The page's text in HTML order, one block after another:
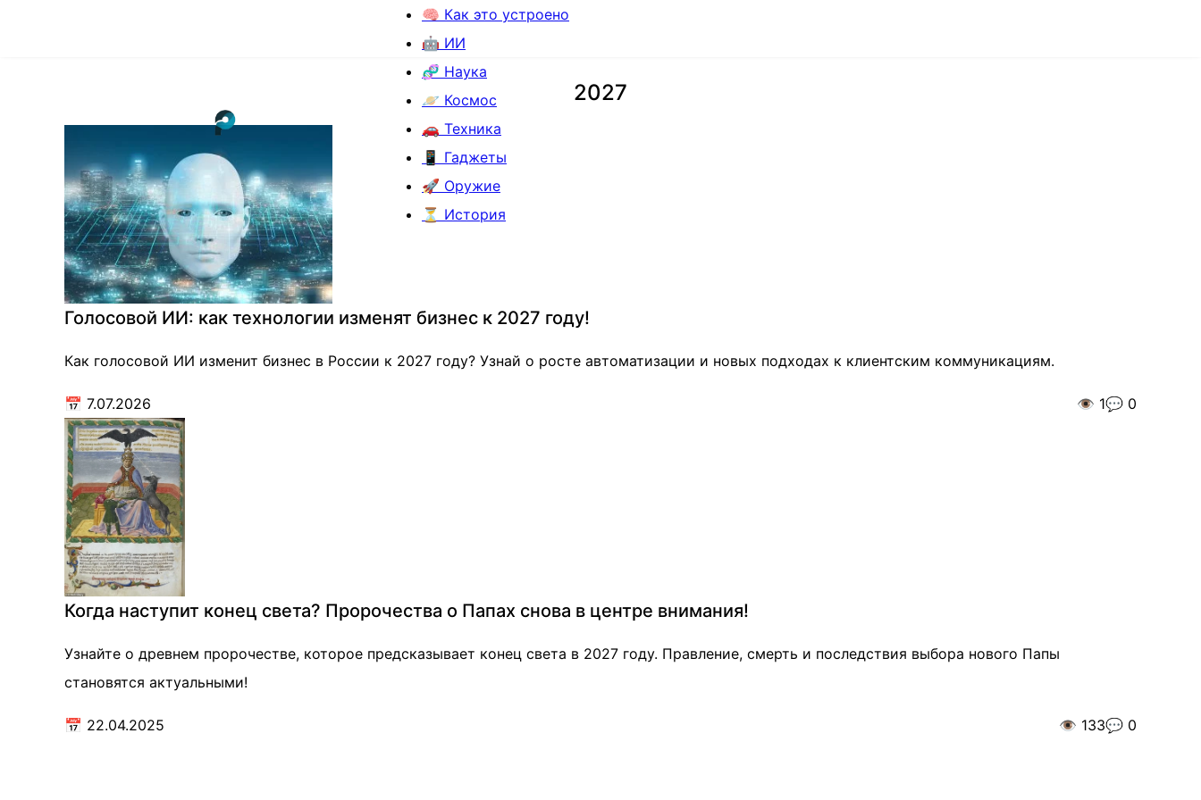
🧠 Как это устроено
🤖 ИИ
🧬 Наука
🪐 Космос
🚗 Техника
📱 Гаджеты
🚀 Оружие
⏳ История
2027
Голосовой ИИ: как технологии изменят бизнес к 2027 году!
Как голосовой ИИ изменит бизнес в России к 2027 году? Узнай о росте автоматизации и новых подходах к клиентским коммуникациям.
📅 7.07.2026 👁️ 1💬 0
Когда наступит конец света? Пророчества о Папах снова в центре внимания!
Узнайте о древнем пророчестве, которое предсказывает конец света в 2027 году. Правление, смерть и последствия выбора нового Папы
становятся актуальными!
📅 22.04.2025 👁️ 133💬 0